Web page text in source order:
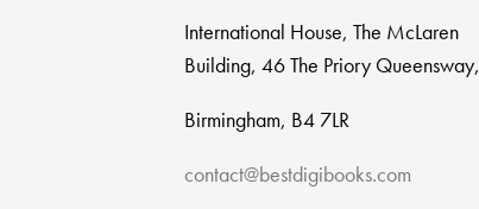
International House, The McLaren
Building, 46 The Priory Queensway,
Birmingham, B4 7LR
contact@bestdigibooks.com